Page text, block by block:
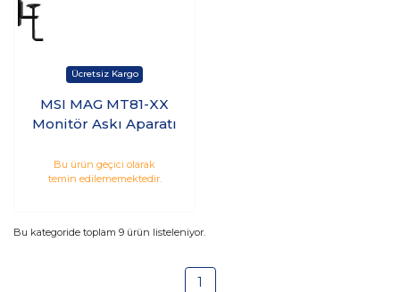
MSI MAG MT81-XX
Monitör Askı Aparatı
Bu ürün geçici olarak
temin edilememektedir.
Bu kategoride toplam 9 ürün listeleniyor.
1